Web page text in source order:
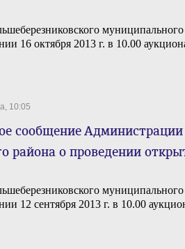
16 октября 2013 г. в 10.00
10:05
сообщение Администрации
района о проведении
12 сентября 2013 г. в 10.00